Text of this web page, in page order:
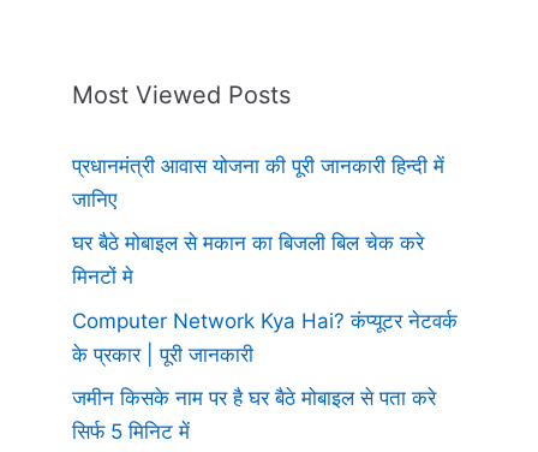
Most Viewed Posts
प्रधानमंत्री आवास योजना की पूरी जानकारी हिन्दी में
जानिए
घर बैठे मोबाइल से मकान का बिजली बिल चेक करे
मिनटों मे
Computer Network Kya Hai? कंप्यूटर नेटवर्क
के प्रकार | पूरी जानकारी
जमीन किसके नाम पर है घर बैठे मोबाइल से पता करे
सिर्फ 5 मिनिट में